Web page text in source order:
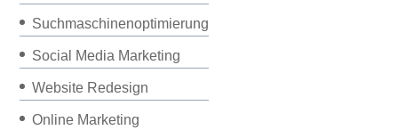
Suchmaschinenoptimierung
Social Media Marketing
Website Redesign
Online Marketing